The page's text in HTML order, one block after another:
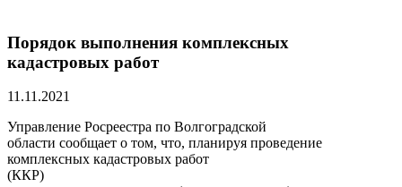
Порядок выполнения комплексных
кадастровых работ
11.11.2021
Управление Росреестра по Волгоградской
области сообщает о том, что, планируя проведение
комплексных кадастровых работ
(ККР)